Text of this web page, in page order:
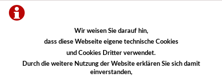
Wir weisen Sie darauf hin,
dass diese Webseite eigene technische Cookies
und Cookies Dritter verwendet.
Durch die weitere Nutzung der Website erklären Sie sich damit
einverstanden,